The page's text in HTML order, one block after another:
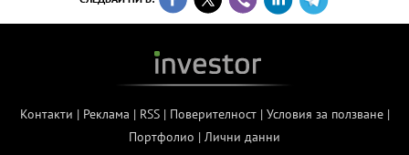
Контакти | Реклама | RSS| Поверителност| Условия за ползване|
Портфолио | Лични данни